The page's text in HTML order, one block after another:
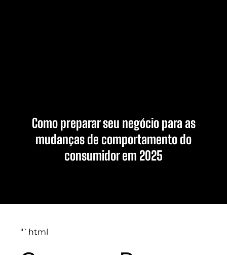
Como preparar seu negócio para as
mudanças de comportamento do
consumidor em 2025
“`html